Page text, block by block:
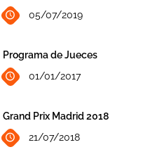
05/07/2019
Programa de Jueces
01/01/2017
Grand Prix Madrid 2018
21/07/2018